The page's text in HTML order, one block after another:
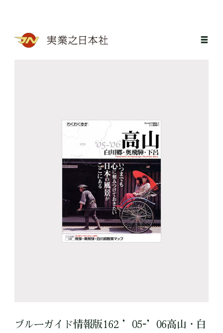
ブルーガイド情報版162 ’05-’06高山・白